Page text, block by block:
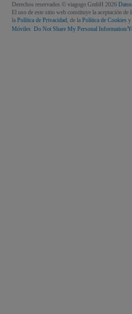
Derechos reservados © viagogo GmbH 2026
El uso de este sitio web constituye la aceptación de
la Política de Privacidad , de la Política de Cookies y
Móviles Do Not Share My Personal Information/